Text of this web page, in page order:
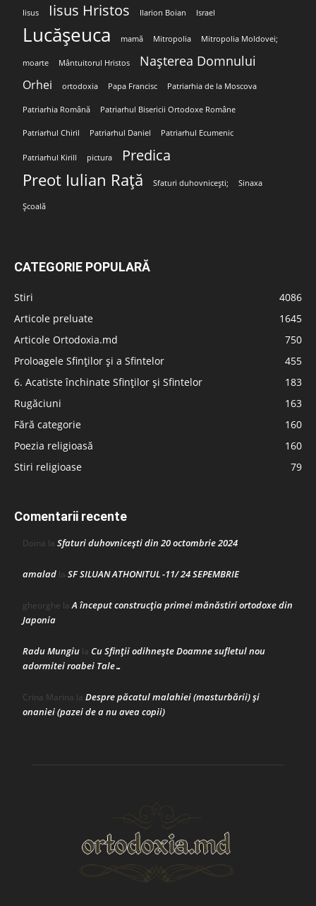
Iisus Iisus Hristos Ilarion Boian Israel
Lucășeuca mamă Mitropolia Mitropolia Moldovei;
moarte Mântuitorul Hristos Nașterea Domnului
Orhei ortodoxia Papa Francisc Patriarhia de la Moscova
Patriarhia Română Patriarhul Bisericii Ortodoxe Române
Patriarhul Chiril Patriarhul Daniel Patriarhul Ecumenic
Patriarhul Kirill pictura Predica
Preot Iulian Rață Sfaturi duhovnicești; Sinaxa
Școală
CATEGORIE POPULARĂ
Stiri
4086
Articole preluate
1645
Articole Ortodoxia.md
750
Proloagele Sfinților și a Sfintelor
455
6. Acatiste închinate Sfinților și Sfintelor
183
Rugăciuni
163
Fără categorie
160
Poezia religioasă
160
Stiri religioase
79
Comentarii recente
Doina la Sfaturi duhovnicești din 20 octombrie 2024
amalad la SF SILUAN ATHONITUL -11/ 24 SEPEMBRIE
gheorghe laA început construcţia primei mănăstiri ortodoxe din
Japonia
Radu Mungiu la Cu Sfinții odihnește Doamne sufletul nou
adormitei roabei Tale…
Crina Marina la Despre păcatul malahiei (masturbării) şi
onaniei (pazei de a nu avea copii)